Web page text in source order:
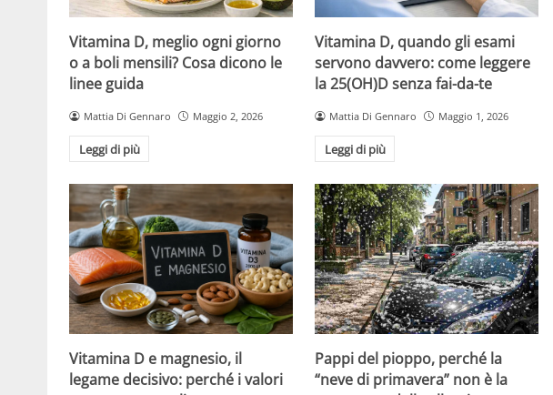
Vitamina D, meglio ogni giorno
o a boli mensili? Cosa dicono le
linee guida
Mattia Di Gennaro Maggio 2, 2026
Leggi di più
Vitamina D, quando gli esami
servono davvero: come leggere
la 25(OH)D senza fai-da-te
Mattia Di Gennaro Maggio 1, 2026
Leggi di più
Vitamina D e magnesio, il
legame decisivo: perché i valori
Pappi del pioppo, perché la
“neve di primavera” non è la